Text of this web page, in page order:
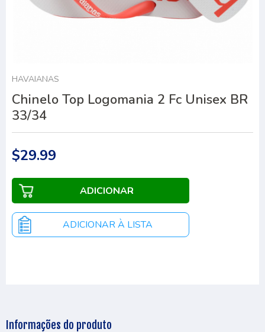
HAVAIANAS
Chinelo Top Logomania 2 Fc Unisex BR
33/34
$29.99
Informações do produto